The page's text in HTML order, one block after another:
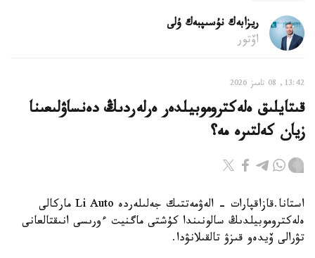
ريزابەك نۇسىپبەك ۇلى
اۆتور
13:42, 08 تامىز 2026
قىتايلىق ەلەكتروموبيلدەر ەرلەردىڭ دەنساۋلىعىنا
زيان كەلتىرە مە؟
استانا.قازاقپارات - الەۋمەتتىك جەلىلەردە Li Auto ماركالى
ەلەكتروموبيلدىڭ سالونىندا كۇشتى ماگنيت ءورىسى انىقتالعانى
تۋرالى ۆيدەو قىزۋ تالقىلانۋدا.